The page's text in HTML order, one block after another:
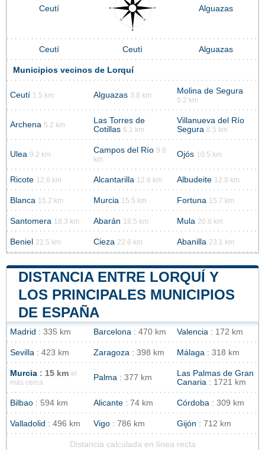
Ceutí Alguazas
Ceutí Ceutí Alguazas
Municipios vecinos de Lorquí
Ceutí 1.5 km Alguazas 3.8 km Molina de Segura
5.2 km
Archena 5.2 km
Las Torres de
Cotillas 6.1 km
Villanueva del Río
Segura 8.5 km
Ulea 9.2 km Campos del Río 9.6
km
Ojós 10.5 km
Ricote 12.6 km Alcantarilla 12.8 km Albudeite 12.9 km
Blanca 15.2 km Murcia 15.5 km Fortuna 15.7 km
Santomera 18.3 km Abarán 18.5 km Mula 20.8 km
Beniel 22.5 km Cieza 22.6 km Abanilla 23.1 km
DISTANCIA ENTRE LORQUÍ Y
LOS PRINCIPALES MUNICIPIOS
DE ESPAÑA
Madrid : 335 km Barcelona : 470 km Valencia : 172 km
Sevilla : 423 km Zaragoza : 398 km Málaga : 318 km
Murcia : 15 km el
más cerca
Palma : 377 km
Las Palmas de Gran
Canaria : 1721 km
Bilbao : 594 km Alicante : 74 km Córdoba : 309 km
Valladolid : 496 km Vigo : 786 km Gijón : 712 km
Distancia calculada en línea recta